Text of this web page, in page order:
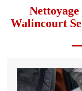
Nettoyage
Walincourt